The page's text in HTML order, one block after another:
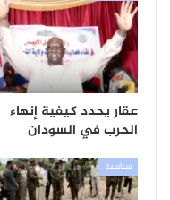
عقار يحدد كيفية إنهاء
الحرب في السودان
سياسية